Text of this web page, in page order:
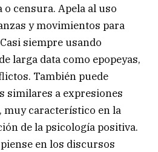
o censura. Apela al uso
y movimientos para
siempre usando
larga data como epopeyas,
También puede
similares a expresiones
muy característico en la
de la psicología positiva.
en los discursos